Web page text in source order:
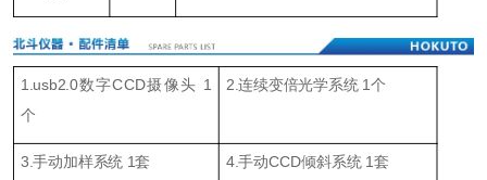
1.usb2.0数字CCD摄像头 1
个
2.连续变倍光学系统 1个
3.手动加样系统 1套 4.手动CCD倾斜系统 1套